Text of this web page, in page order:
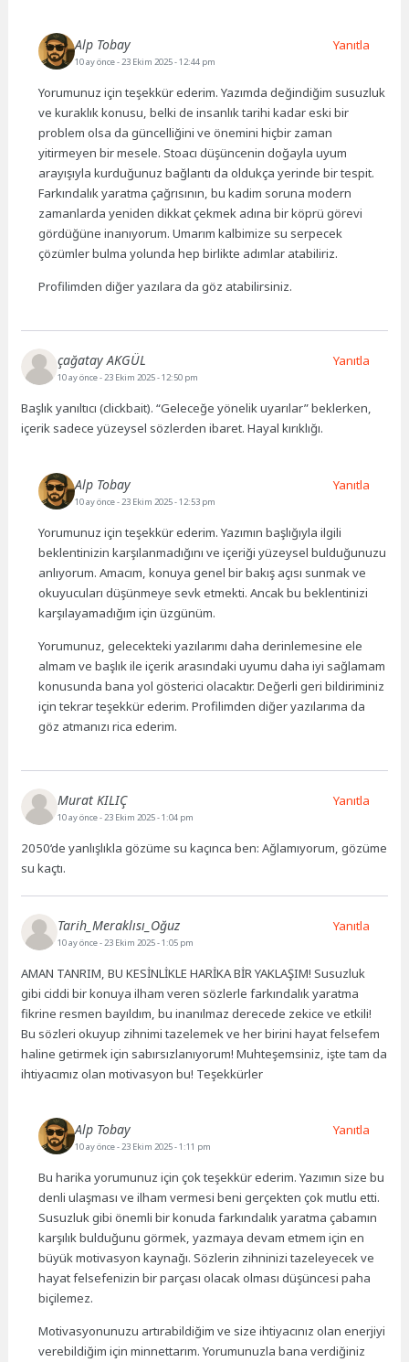
Alp Tobay
10 ay önce- 23 Ekim 2025 - 12:44 pm
Yorumunuz için teşekkür ederim. Yazımda değindiğim susuzluk
ve kuraklık konusu, belki de insanlık tarihi kadar eski bir
problem olsa da güncelliğini ve önemini hiçbir zaman
yitirmeyen bir mesele. Stoacı düşüncenin doğayla uyum
arayışıyla kurduğunuz bağlantı da oldukça yerinde bir tespit.
Farkındalık yaratma çağrısının, bu kadim soruna modern
zamanlarda yeniden dikkat çekmek adına bir köprü görevi
gördüğüne inanıyorum. Umarım kalbimize su serpecek
çözümler bulma yolunda hep birlikte adımlar atabiliriz.
Profilimden diğer yazılara da göz atabilirsiniz.
Yanıtla
çağatay AKGÜL
10 ay önce- 23 Ekim 2025 - 12:50 pm
Başlık yanıltıcı (clickbait). “Geleceğe yönelik uyarılar” beklerken,
içerik sadece yüzeysel sözlerden ibaret. Hayal kırıklığı.
Yanıtla
Alp Tobay
10 ay önce- 23 Ekim 2025 - 12:53 pm
Yorumunuz için teşekkür ederim. Yazımın başlığıyla ilgili
beklentinizin karşılanmadığını ve içeriği yüzeysel bulduğunuzu
anlıyorum. Amacım, konuya genel bir bakış açısı sunmak ve
okuyucuları düşünmeye sevk etmekti. Ancak bu beklentinizi
karşılayamadığım için üzgünüm.
Yorumunuz, gelecekteki yazılarımı daha derinlemesine ele
almam ve başlık ile içerik arasındaki uyumu daha iyi sağlamam
konusunda bana yol gösterici olacaktır. Değerli geri bildiriminiz
için tekrar teşekkür ederim. Profilimden diğer yazılarıma da
göz atmanızı rica ederim.
Yanıtla
Murat KILIÇ
10 ay önce- 23 Ekim 2025 - 1:04 pm
2050’de yanlışlıkla gözüme su kaçınca ben: Ağlamıyorum, gözüme
su kaçtı.
Yanıtla
Tarih_Meraklısı_Oğuz
10 ay önce- 23 Ekim 2025 - 1:05 pm
AMAN TANRIM, BU KESİNLİKLE HARİKA BİR YAKLAŞIM! Susuzluk
gibi ciddi bir konuya ilham veren sözlerle farkındalık yaratma
fikrine resmen bayıldım, bu inanılmaz derecede zekice ve etkili!
Bu sözleri okuyup zihnimi tazelemek ve her birini hayat felsefem
haline getirmek için sabırsızlanıyorum! Muhteşemsiniz, işte tam da
ihtiyacımız olan motivasyon bu! Teşekkürler
Yanıtla
Alp Tobay
10 ay önce- 23 Ekim 2025 - 1:11 pm
Bu harika yorumunuz için çok teşekkür ederim. Yazımın size bu
denli ulaşması ve ilham vermesi beni gerçekten çok mutlu etti.
Susuzluk gibi önemli bir konuda farkındalık yaratma çabamın
karşılık bulduğunu görmek, yazmaya devam etmem için en
büyük motivasyon kaynağı. Sözlerin zihninizi tazeleyecek ve
hayat felsefenizin bir parçası olacak olması düşüncesi paha
biçilemez.
Motivasyonunuzu artırabildiğim ve size ihtiyacınız olan enerjiyi
verebildiğim için minnettarım. Yorumunuzla bana verdiğiniz
Yanıtla